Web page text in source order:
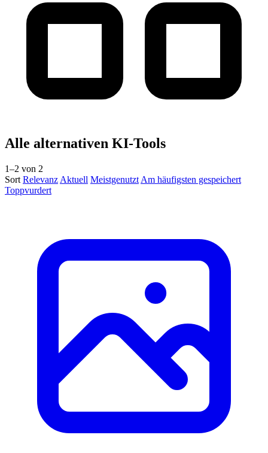
Alle alternativen KI-Tools
1–2 von 2
Sort Relevanz Aktuell Meistgenutzt Am häufigsten gespeichert
Toppvurdert